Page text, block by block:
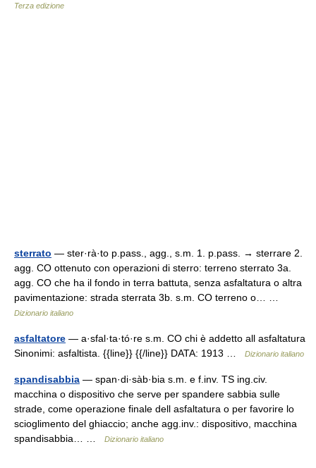
Terza edizione
sterrato — ster·rà·to p.pass., agg., s.m. 1. p.pass. → sterrare 2.
agg. CO ottenuto con operazioni di sterro: terreno sterrato 3a.
agg. CO che ha il fondo in terra battuta, senza asfaltatura o altra
pavimentazione: strada sterrata 3b. s.m. CO terreno o… …
Dizionario italiano
asfaltatore — a·sfal·ta·tó·re s.m. CO chi è addetto all asfaltatura
Sinonimi: asfaltista. {{line}} {{/line}} DATA: 1913 …
Dizionario italiano
spandisabbia — span·di·sàb·bia s.m. e f.inv. TS ing.civ.
macchina o dispositivo che serve per spandere sabbia sulle
strade, come operazione finale dell asfaltatura o per favorire lo
scioglimento del ghiaccio; anche agg.inv.: dispositivo, macchina
spandisabbia… …
Dizionario italiano